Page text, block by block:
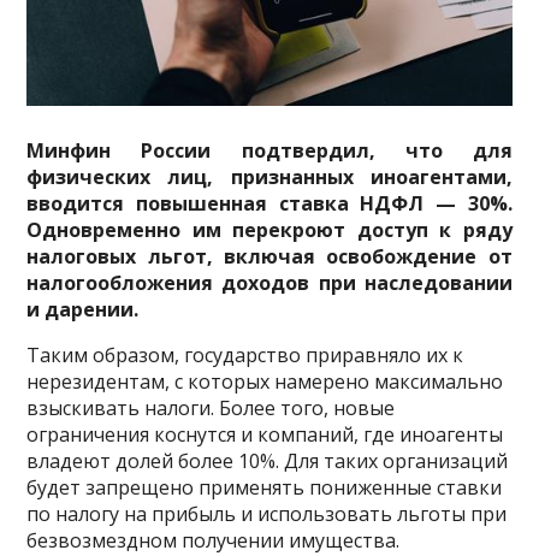
Минфин России подтвердил, что для
физических лиц, признанных иноагентами,
вводится повышенная ставка НДФЛ — 30%.
Одновременно им перекроют доступ к ряду
налоговых льгот, включая освобождение от
налогообложения доходов при наследовании
и дарении.
Таким образом, государство приравняло их к
нерезидентам, с которых намерено максимально
взыскивать налоги. Более того, новые
ограничения коснутся и компаний, где иноагенты
владеют долей более 10%. Для таких организаций
будет запрещено применять пониженные ставки
по налогу на прибыль и использовать льготы при
безвозмездном получении имущества.